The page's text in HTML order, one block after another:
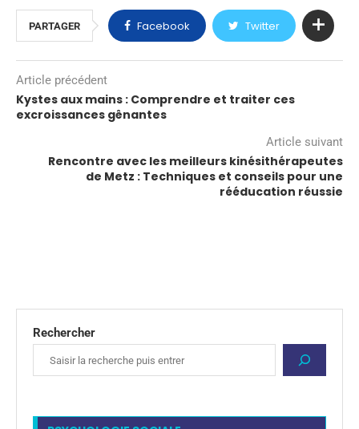
PARTAGER Facebook Twitter
Article précédent
Kystes aux mains : Comprendre et traiter ces
excroissances gênantes
Article suivant
Rencontre avec les meilleurs kinésithérapeutes
de Metz : Techniques et conseils pour une
rééducation réussie
Rechercher